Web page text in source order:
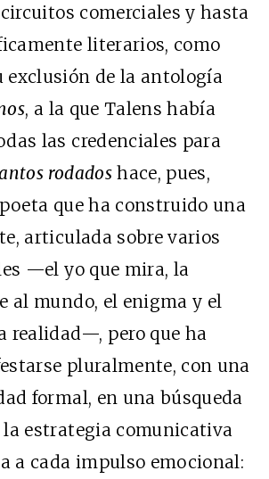
comerciales y hasta
literarios, como
exclusión de la antología
, a la que Talens había
las credenciales para
rodadoshace, pues,
que ha construido una
articulada sobre varios
—el yo que mira, la
al mundo, el enigma y el
realidad—, pero que ha
pluralmente, con una
formal, en una búsqueda
estrategia comunicativa
a cada impulso emocional: